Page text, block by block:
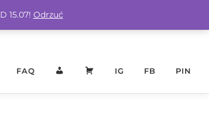
FAQ KONTO KOSZYK
IG FB PIN
15.07! Odrzuć